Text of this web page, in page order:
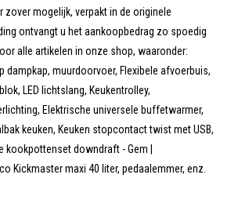
zover mogelijk, verpakt in de originele
ontvangt u het aankoopbedrag zo spoedig
alle artikelen in onze shop, waaronder:
dampkap, muurdoorvoer, Flexibele afvoerbuis,
LED lichtslang, Keukentrolley,
Elektrische universele buffetwarmer,
keuken, Keuken stopcontact twist met USB,
kookpottenset downdraft - Gem |
Kickmaster maxi 40 liter, pedaalemmer, enz.